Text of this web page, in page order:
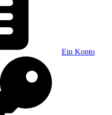
Ein Konto